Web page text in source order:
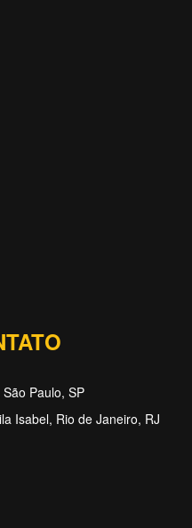
Paulo, SP
Isabel, Rio de Janeiro, RJ